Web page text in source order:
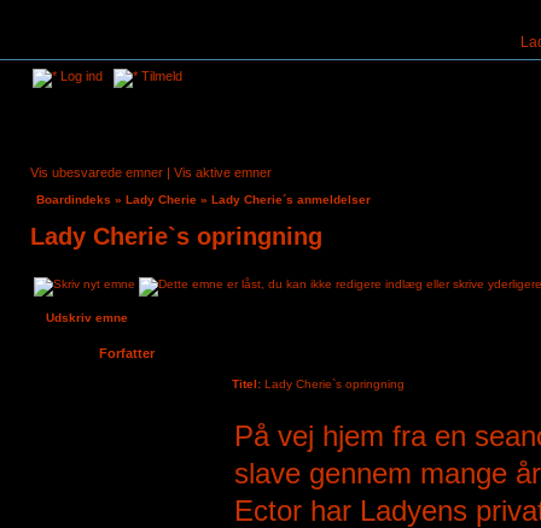
Log ind Tilmeld
Vis ubesvarede emner | Vis aktive emner
Boardindeks » Lady Cherie » Lady Cherie´s anmeldelser
Lady Cherie`s opringning
Udskriv emne
Forfatter
Titel: Lady Cherie`s opringning
På vej hjem fra en
slave gennem mange år
Ector har Ladyens